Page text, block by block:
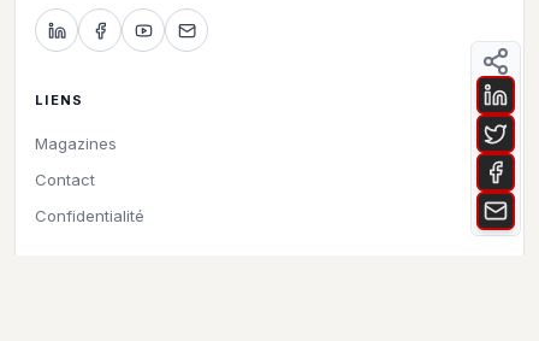
LIENS
Magazines
Contact
Confidentialité